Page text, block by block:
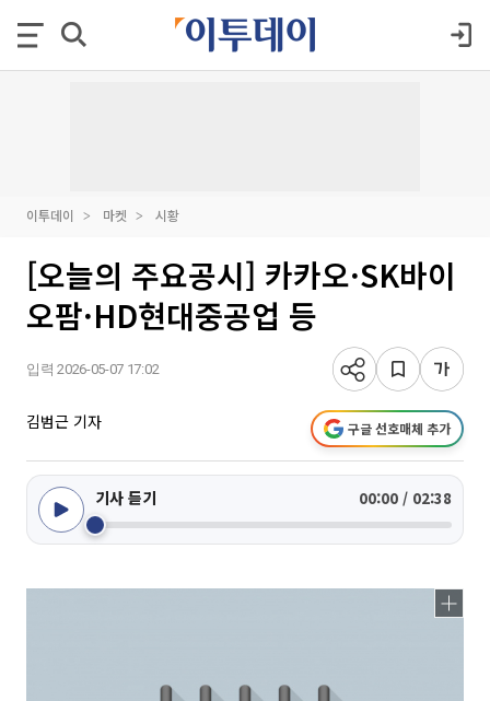
이투데이 마켓 시황
[오늘의 주요공시] 카카오·SK바이
오팜·HD현대중공업 등
입력 2026-05-07 17:02
김범근 기자 구글 선호매체 추가
기사 듣기 00:00 / 02:38